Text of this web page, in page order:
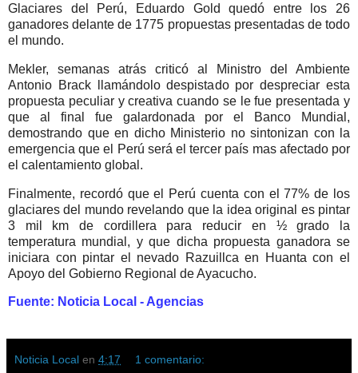
Glaciares del Perú, Eduardo Gold quedó entre los 26
ganadores delante de 1775 propuestas presentadas de todo
el mundo.
Mekler, semanas atrás criticó al Ministro del Ambiente
Antonio Brack llamándolo despistado por despreciar esta
propuesta peculiar y creativa cuando se le fue presentada y
que al final fue galardonada por el Banco Mundial,
demostrando que en dicho Ministerio no sintonizan con la
emergencia que el Perú será el tercer país mas afectado por
el calentamiento global.
Finalmente, recordó que el Perú cuenta con el 77% de los
glaciares del mundo revelando que la idea original es pintar
3 mil km de cordillera para reducir en ½ grado la
temperatura mundial, y que dicha propuesta ganadora se
iniciara con pintar el nevado Razuillca en Huanta con el
Apoyo del Gobierno Regional de Ayacucho.
Fuente: Noticia Local - Agencias
Noticia Local en 4:17 1 comentario: